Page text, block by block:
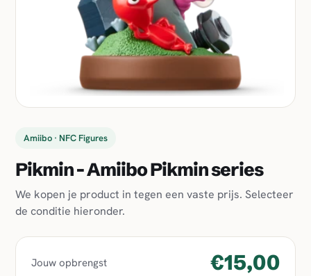
Amiibo · NFC Figures
Pikmin - Amiibo Pikmin series
We kopen je product in tegen een vaste prijs. Selecteer
de conditie hieronder.
Jouw opbrengst €15,00